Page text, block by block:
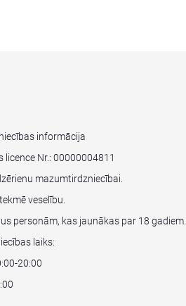
informācija
Nr.: 00000004811
mazumtirdzniecībai.
veselību.
personām, kas jaunākas par 18 gadiem.
laiks:
20:00